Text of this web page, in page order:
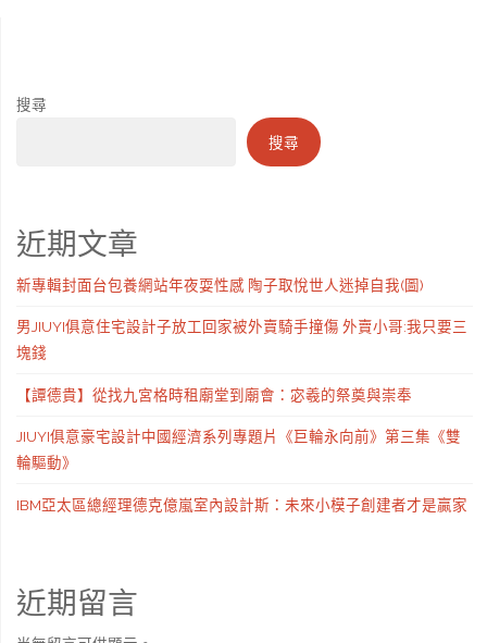
搜尋
搜尋
近期文章
新專輯封面台包養網站年夜耍性感 陶子取悅世人迷掉自我(圖)
男JIUYI俱意住宅設計子放工回家被外賣騎手撞傷 外賣小哥:我只要三
塊錢
【譚德貴】從找九宮格時租廟堂到廟會：宓羲的祭奠與崇奉
JIUYI俱意豪宅設計中國經濟系列專題片《巨輪永向前》第三集《雙
輪驅動》
IBM亞太區總經理德克億嵐室內設計斯：未來小模子創建者才是贏家
近期留言